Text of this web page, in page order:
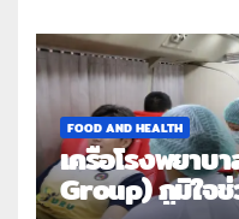
FOOD AND HEALTH
เครือโรงพยาบ
Group) ภูมิใจ